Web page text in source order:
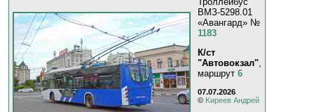
ВМЗ-5298.01
«Авангард» №
1183
К/ст
"Автовокзал",
маршрут 6
07.07.2026
© Kиpeeв Aндpeй